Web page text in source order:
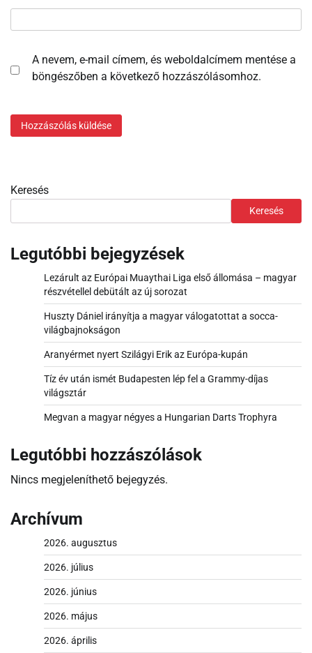
A nevem, e-mail címem, és weboldalcímem mentése a
böngészőben a következő hozzászólásomhoz.
Keresés
Keresés
Legutóbbi bejegyzések
Lezárult az Európai Muaythai Liga első állomása – magyar
részvétellel debütált az új sorozat
Huszty Dániel irányítja a magyar válogatottat a socca-
világbajnokságon
Aranyérmet nyert Szilágyi Erik az Európa-kupán
Tíz év után ismét Budapesten lép fel a Grammy-díjas
világsztár
Megvan a magyar négyes a Hungarian Darts Trophyra
Legutóbbi hozzászólások
Nincs megjeleníthető bejegyzés.
Archívum
2026. augusztus
2026. július
2026. június
2026. május
2026. április